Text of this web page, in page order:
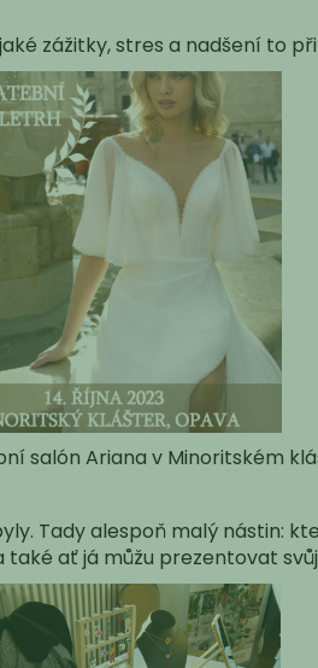
zážitky, stres a nadšení to
salón Ariana v Minoritském
Tady alespoň malý nástin:
ať já můžu prezentovat